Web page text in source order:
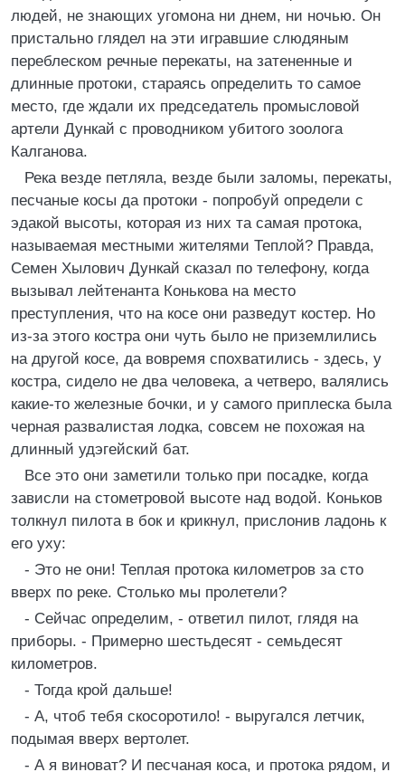
людей, не знающих угомона ни днем, ни ночью. Он
пристально глядел на эти игравшие слюдяным
переблеском речные перекаты, на затененные и
длинные протоки, стараясь определить то самое
место, где ждали их председатель промысловой
артели Дункай с проводником убитого зоолога
Калганова.
Река везде петляла, везде были заломы, перекаты,
песчаные косы да протоки - попробуй определи с
эдакой высоты, которая из них та самая протока,
называемая местными жителями Теплой? Правда,
Семен Хылович Дункай сказал по телефону, когда
вызывал лейтенанта Конькова на место
преступления, что на косе они разведут костер. Но
из-за этого костра они чуть было не приземлились
на другой косе, да вовремя спохватились - здесь, у
костра, сидело не два человека, а четверо, валялись
какие-то железные бочки, и у самого приплеска была
черная развалистая лодка, совсем не похожая на
длинный удэгейский бат.
Все это они заметили только при посадке, когда
зависли на стометровой высоте над водой. Коньков
толкнул пилота в бок и крикнул, прислонив ладонь к
его уху:
- Это не они! Теплая протока километров за сто
вверх по реке. Столько мы пролетели?
- Сейчас определим, - ответил пилот, глядя на
приборы. - Примерно шестьдесят - семьдесят
километров.
- Тогда крой дальше!
- А, чтоб тебя скосоротило! - выругался летчик,
подымая вверх вертолет.
- А я виноват? И песчаная коса, и протока рядом, и